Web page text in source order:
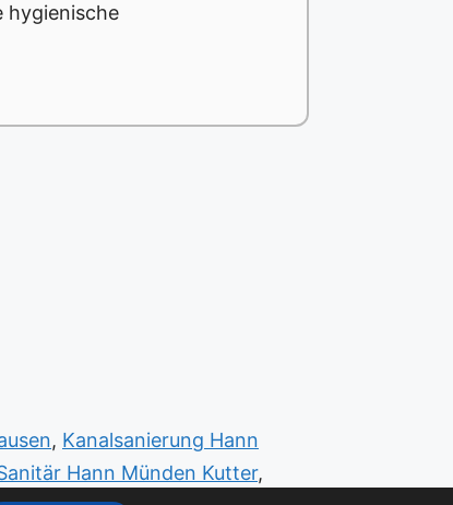
hygienische
, Kanalsanierung Hann
Hann Münden Kutter,